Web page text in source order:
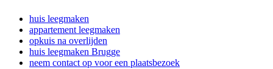
huis leegmaken
appartement leegmaken
opkuis na overlijden
huis leegmaken Brugge
neem contact op voor een plaatsbezoek